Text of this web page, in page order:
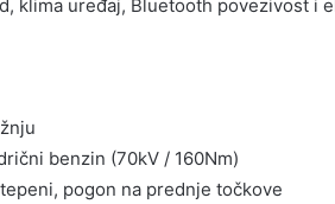
klima uređaj, Bluetooth povezivost i
benzin (70kV / 160Nm)
pogon na prednje točkove